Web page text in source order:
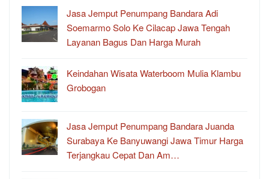
Jasa Jemput Penumpang Bandara Adi
Soemarmo Solo Ke Cilacap Jawa Tengah
Layanan Bagus Dan Harga Murah
Keindahan Wisata Waterboom Mulia Klambu
Grobogan
Jasa Jemput Penumpang Bandara Juanda
Surabaya Ke Banyuwangi Jawa Timur Harga
Terjangkau Cepat Dan Am…